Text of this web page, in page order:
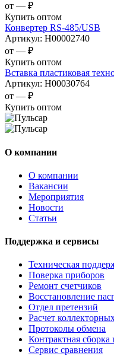
от — ₽
Купить оптом
Конвертер RS-485/USB
Артикул: Н00002740
от — ₽
Купить оптом
Вставка пластиковая
Артикул: Н00030764
от — ₽
Купить оптом
О компании
О компании
Вакансии
Мероприятия
Новости
Статьи
Поддержка и сервисы
Техническая
Поверка приборов
Ремонт счетчиков
Восстановление
Отдел претензий
Расчет
Протоколы обмена
Контрактная сборка
Сервис сравнения